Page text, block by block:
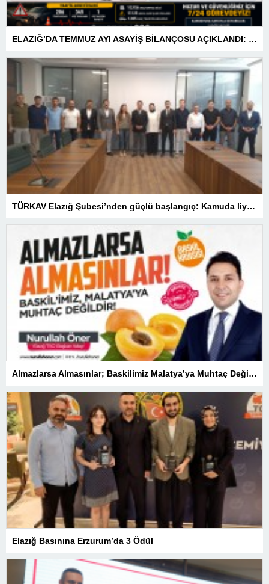
ELAZIĞ’DA TEMMUZ AYI ASAYİŞ BİLANÇOSU AÇIKLANDI: 1 AYDA 1.032 ŞAHIS YAKALANDI, 207 TUTUKLAMA
TÜRKAV Elazığ Şubesi’nden güçlü başlangıç: Kamuda liyakatin en gür sesi olacağız
Almazlarsa Almasınlar; Baskilimiz Malatya’ya Muhtaç Değildir
Elazığ Basınına Erzurum’da 3 Ödül